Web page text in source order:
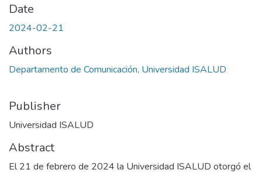
Date
2024-02-21
Authors
Departamento de Comunicación, Universidad ISALUD
Publisher
Universidad ISALUD
Abstract
El 21 de febrero de 2024 la Universidad ISALUD otorgó el